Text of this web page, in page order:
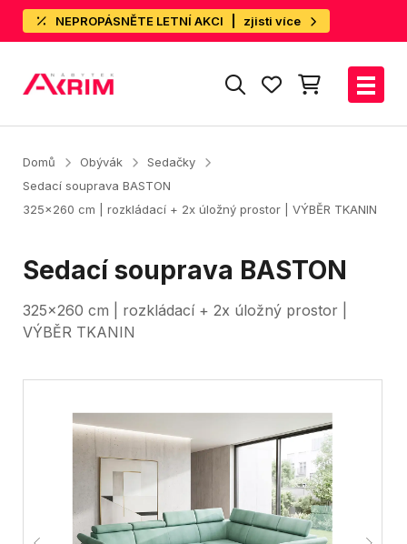
NEPROPÁSNĚTE LETNÍ AKCI zjisti více
Domů Obývák
Sedačky
Sedací souprava BASTON
325x260 cm | rozkládací + 2x úložný prostor | VÝBĚR TKANIN
Sedací souprava BASTON
325x260 cm | rozkládací + 2x úložný prostor |
VÝBĚR TKANIN